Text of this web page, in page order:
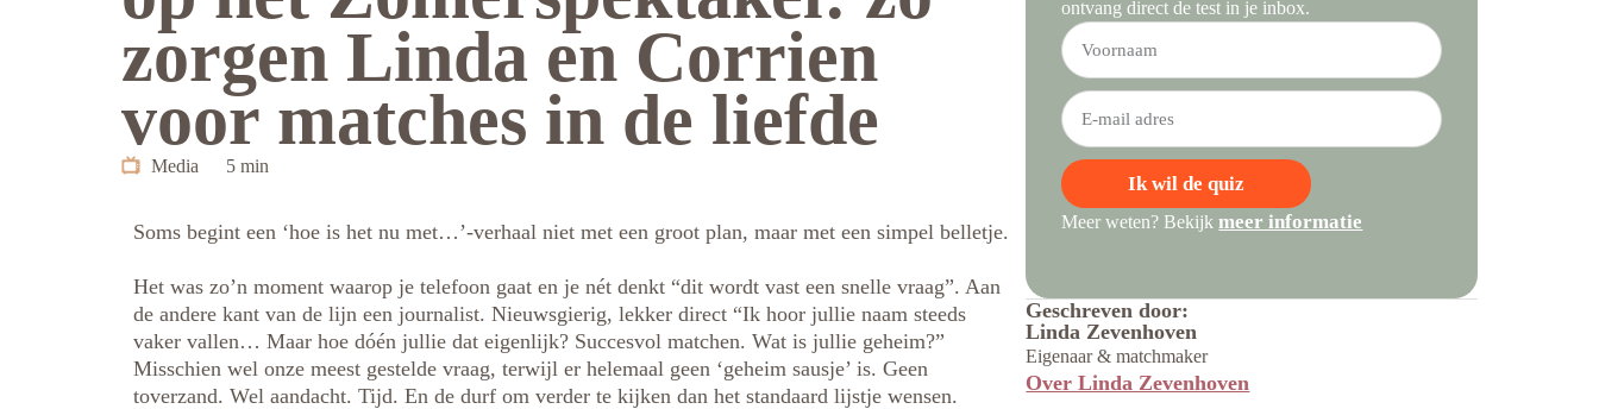
ontvang direct de test in je inbox.
Ik wil de quiz
Meer weten? Bekijkmeer informatie
Geschreven door:
Linda Zevenhoven
Eigenaar & matchmaker
Over Linda Zevenhoven
zorgen Linda en Corrien
voor matches in de liefde
Media 5 min
Soms begint een ‘hoe is het nu met…’-verhaal niet met een groot plan, maar met een simpel belletje.
Het was zo’n moment waarop je telefoon gaat en je nét denkt “dit wordt vast een snelle vraag”. Aan
de andere kant van de lijn een journalist. Nieuwsgierig, lekker direct “Ik hoor jullie naam steeds
vaker vallen… Maar hoe dóén jullie dat eigenlijk? Succesvol matchen. Wat is jullie geheim?”
Misschien wel onze meest gestelde vraag, terwijl er helemaal geen ‘geheim sausje’ is. Geen
toverzand. Wel aandacht. Tijd. En de durf om verder te kijken dan het standaard lijstje wensen.